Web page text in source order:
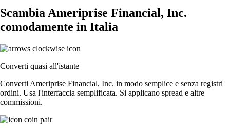
Scambia Ameriprise Financial, Inc.
comodamente in Italia
Converti quasi all'istante
Converti Ameriprise Financial, Inc. in modo semplice e senza registri
ordini. Usa l'interfaccia semplificata. Si applicano spread e altre
commissioni.